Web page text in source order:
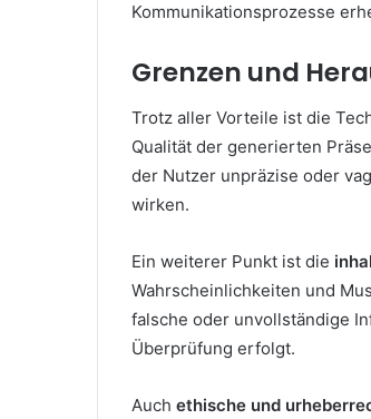
Kommunikationsprozesse
Grenzen und
Trotz aller Vorteile ist die
Qualität der generierten
der Nutzer unpräzise oder
wirken.
Ein weiterer Punkt ist die
Wahrscheinlichkeiten und
falsche oder unvollständige
Überprüfung erfolgt.
Auch ethische und